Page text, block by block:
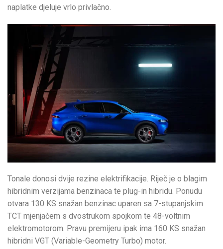
naplatke djeluje vrlo privlačno.
Tonale donosi dvije rezine elektrifikacije. Riječ je o blagim
hibridnim verzijama benzinaca te plug-in hibridu. Ponudu
otvara 130 KS snažan benzinac uparen sa 7-stupanjskim
TCT mjenjačem s dvostrukom spojkom te 48-voltnim
elektromotorom. Pravu premijeru ipak ima 160 KS snažan
hibridni VGT (Variable-Geometry Turbo) motor.